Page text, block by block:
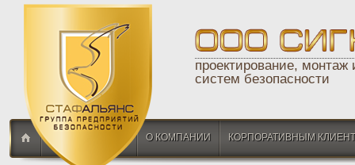
проектирование,
систем безопасности
О КОМПАНИИ КОРПОРАТИВНЫМ